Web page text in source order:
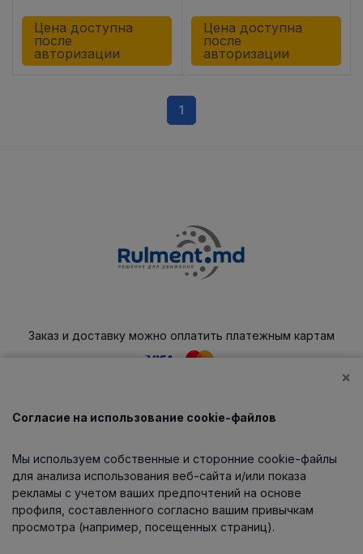
Цена доступна
после
авторизации
Цена доступна
после
авторизации
1
Заказ и доставку можно оплатить платежным картам
Каталог
О компании
Информация
×
Согласие на использование cookie-файлов
Мы используем собственные и сторонние cookie-файлы
для анализа использования веб-сайта и/или показа
рекламы с учетом ваших предпочтений на основе
профиля, составленного согласно вашим привычкам
просмотра (например, посещенных страниц).